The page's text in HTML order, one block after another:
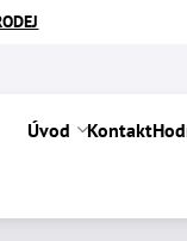
Úvod Kontakt